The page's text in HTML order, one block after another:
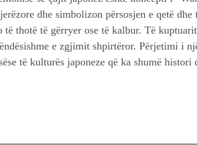
dhe simbolizon përsosjen e qetë dhe
të thotë të gërryer ose të kalbur. Të
e zgjimit shpirtëror. Përjetimi i
të kulturës japoneze që ka shumë histori